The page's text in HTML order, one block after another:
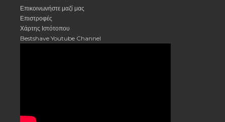
Επικοινωνήστε μαζί μας
Επιστροφές
Χάρτης Ιστότοπου
Bestshave Youtube Channel